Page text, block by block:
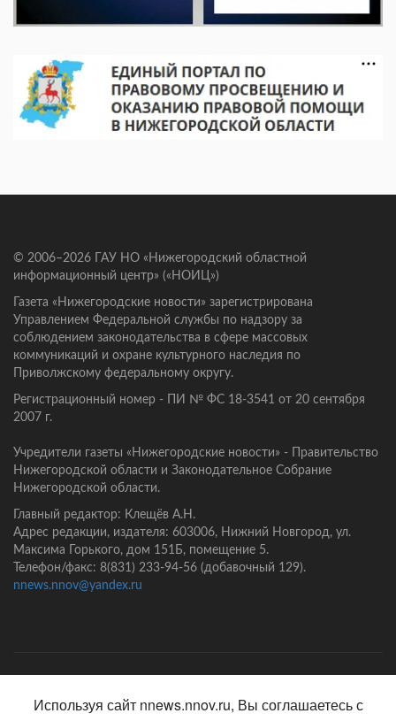
© 2006–2026 ГАУ НО «Нижегородский областной
информационный центр» («НОИЦ»)
Газета «Нижегородские новости» зарегистрирована
Управлением Федеральной службы по надзору за
соблюдением законодательства в сфере массовых
коммуникаций и охране культурного наследия по
Приволжскому федеральному округу.
Регистрационный номер - ПИ № ФС 18-3541 от 20 сентября
2007 г.
Учредители газеты «Нижегородские новости» - Правительство
Нижегородской области и Законодательное Собрание
Нижегородской области.
Главный редактор: Клещёв А.Н.
Адрес редакции, издателя: 603006, Нижний Новгород, ул.
Максима Горького, дом 151Б, помещение 5.
Телефон/факс: 8(831) 233-94-56 (добавочный 129).
nnews.nnov@yandex.ru
Используя сайт nnews.nnov.ru, Вы соглашаетесь с